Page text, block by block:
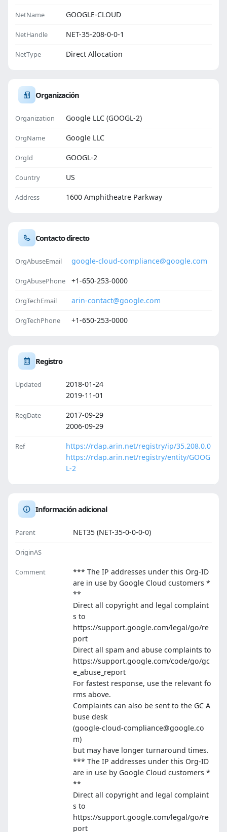
NetName GOOGLE-CLOUD
NetHandle NET-35-208-0-0-1
NetType Direct Allocation
Organización
Organization Google LLC (GOOGL-2)
OrgName Google LLC
OrgId GOOGL-2
Country US
Address 1600 Amphitheatre Parkway
Contacto directo
OrgAbuseEmail google-cloud-compliance@google.com
OrgAbusePhone +1-650-253-0000
OrgTechEmail arin-contact@google.com
OrgTechPhone +1-650-253-0000
Registro
Updated
2018-01-24
2019-11-01
RegDate
2017-09-29
2006-09-29
Ref
https://rdap.arin.net/registry/ip/35.208.0.0
https://rdap.arin.net/registry/entity/GOOG
L-2
Información adicional
Parent NET35 (NET-35-0-0-0-0)
OriginAS
Comment
*** The IP addresses under this Org-ID
are in use by Google Cloud customers *
**
Direct all copyright and legal complaint
s to
https://support.google.com/legal/go/re
port
Direct all spam and abuse complaints to
https://support.google.com/code/go/gc
e_abuse_report
For fastest response, use the relevant fo
rms above.
Complaints can also be sent to the GC A
buse desk
(google-cloud-compliance@google.co
m)
but may have longer turnaround times.
*** The IP addresses under this Org-ID
are in use by Google Cloud customers *
**
Direct all copyright and legal complaint
s to
https://support.google.com/legal/go/re
port